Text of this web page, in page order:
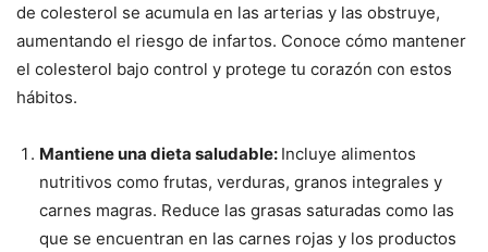
de colesterol se acumula en las arterias y las obstruye,
aumentando el riesgo de infartos. Conoce cómo mantener
el colesterol bajo control y protege tu corazón con estos
hábitos.
Mantiene una dieta saludable: Incluye alimentos
nutritivos como frutas, verduras, granos integrales y
carnes magras. Reduce las grasas saturadas como las
que se encuentran en las carnes rojas y los productos